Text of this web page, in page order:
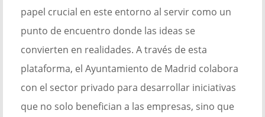
papel crucial en este entorno al servir como un
punto de encuentro donde las ideas se
convierten en realidades. A través de esta
plataforma, el Ayuntamiento de Madrid colabora
con el sector privado para desarrollar iniciativas
que no solo benefician a las empresas, sino que